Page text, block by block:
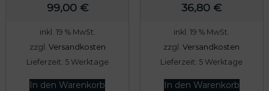
99,00 €
inkl. 19 % MwSt.
zzgl. Versandkosten
Lieferzeit: 5 Werktage
In den Warenkorb
36,80 €
inkl. 19 % MwSt.
zzgl.Versandkosten
Lieferzeit: 5 Werktage
In den Warenkorb